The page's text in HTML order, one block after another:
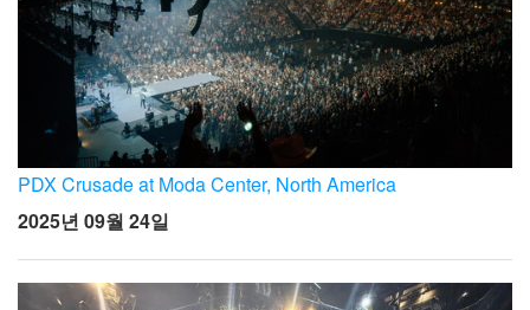
PDX Crusade at Moda Center, North America
2025년 09월 24일